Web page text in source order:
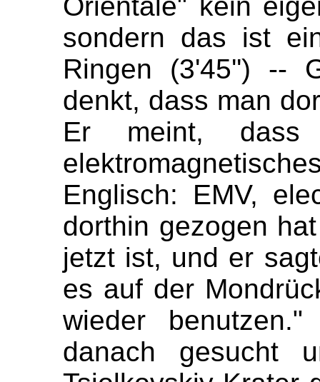
sondern das ist
Ringen (3'45'') --
denkt, dass man
Er meint,
Englisch: EMV,
dorthin gezogen
jetzt ist, und er
es auf der
wieder
danach gesucht